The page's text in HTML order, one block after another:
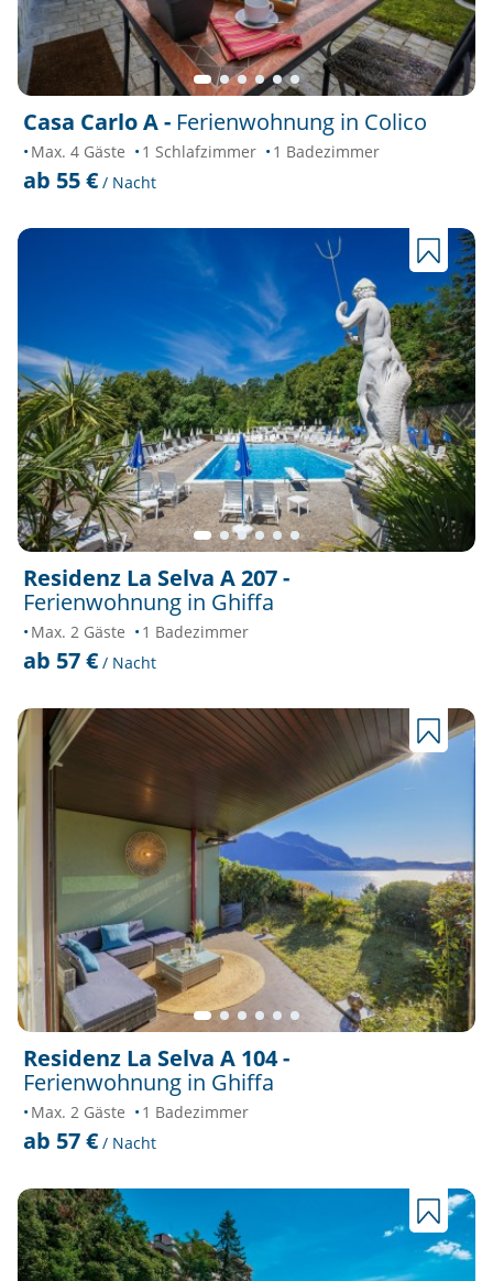
Casa Carlo A - Ferienwohnung in Colico
Max. 4 Gäste 1 Schlafzimmer 1 Badezimmer
ab 55 € / Nacht
Residenz La Selva A 207 -
Ferienwohnung in Ghiffa
Max. 2 Gäste 1 Badezimmer
ab 57 € / Nacht
Residenz La Selva A 104 -
Ferienwohnung in Ghiffa
Max. 2 Gäste 1 Badezimmer
ab 57 € / Nacht